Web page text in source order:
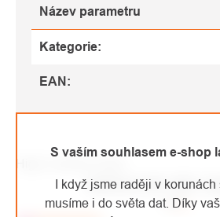
S vaším souhlasem e-shop
I když jsme raději v korunách
musíme i do světa dat. Díky
Název parametru
Kategorie:
EAN :
MOHLO BY VÁS